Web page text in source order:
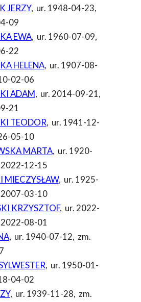
JERZY, ur. 1948-04-23,
09
EWA, ur. 1960-07-09,
22
HELENA, ur. 1907-08-
02-06
ADAM, ur. 2014-09-21,
21
TEODOR, ur. 1941-12-
05-10
MARTA, ur. 1920-
2022-12-15
MIECZYSŁAW, ur. 1925-
2007-03-10
KRZYSZTOF, ur. 2022-
2022-08-01
, ur. 1940-07-12, zm.
, ur. 1950-01-
04-02
, ur. 1939-11-28, zm.